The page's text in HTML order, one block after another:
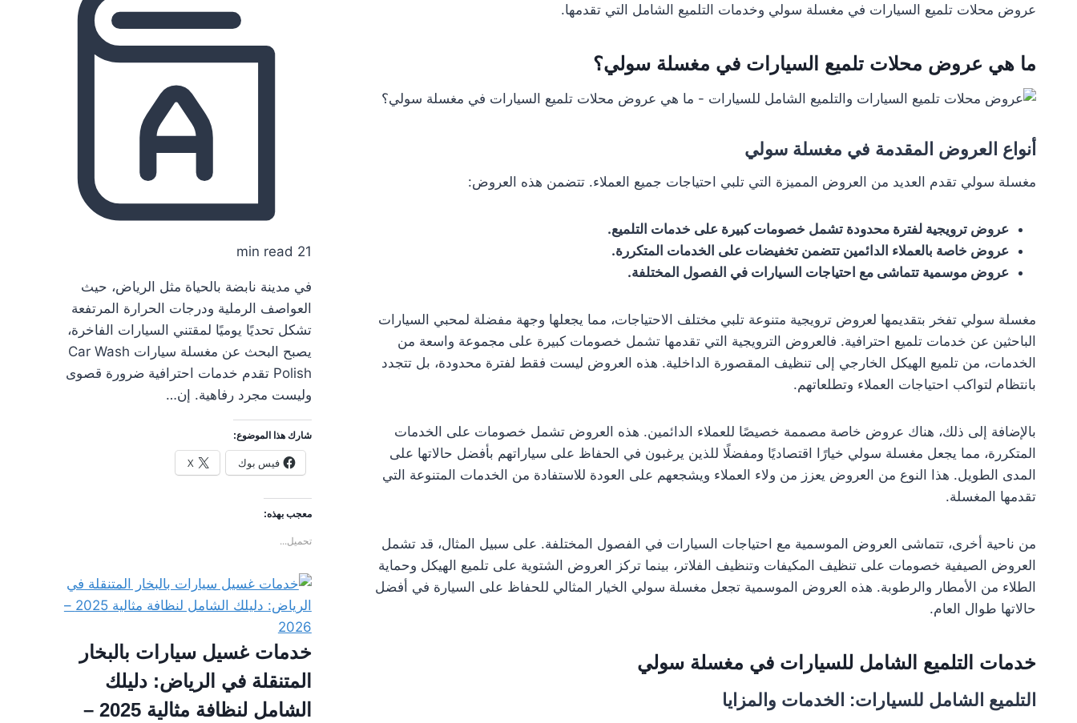
عروض محلات تلميع السيارات في مغسلة سولي وخدمات التلميع الشامل التي تقدمها.
ما هي عروض محلاتتلميع السيارات في مغسلة سولي؟
أنواع العروض المقدمة في مغسلة سولي
مغسلة سولي تقدم العديد من العروض المميزة التي تلبي احتياجات جميع العملاء. تتضمن هذه العروض:
عروض ترويجية لفترة محدودة تشمل خصومات كبيرة على خدمات التلميع.
عروض خاصة بالعملاء الدائمين تتضمن تخفيضات على الخدمات المتكررة.
عروض موسمية تتماشى مع احتياجات السيارات في الفصول المختلفة.
مغسلة سولي تفخر بتقديمها لعروض ترويجية متنوعة تلبي مختلف الاحتياجات، مما يجعلها وجهة مفضلة لمحبي السيارات
الباحثين عن خدمات تلميع احترافية. فالعروض الترويجية التي تقدمها تشمل خصومات كبيرة على مجموعة واسعة من
الخدمات، من تلميع الهيكل الخارجي إلى تنظيف المقصورة الداخلية. هذه العروض ليست فقط لفترة محدودة، بل تتجدد
بانتظام لتواكب احتياجات العملاء وتطلعاتهم.
بالإضافة إلى ذلك، هناك عروض خاصة مصممة خصيصًا للعملاء الدائمين. هذه العروض تشمل خصومات على الخدمات
المتكررة، مما يجعل مغسلة سولي خيارًا اقتصاديًا ومفضلًا للذين يرغبون في الحفاظ على سياراتهم بأفضل حالاتها على
المدى الطويل. هذا النوع من العروض يعزز من ولاء العملاء ويشجعهم على العودة للاستفادة من الخدمات المتنوعة التي
تقدمها المغسلة.
من ناحية أخرى، تتماشى العروض الموسمية مع احتياجات السيارات في الفصول المختلفة. على سبيل المثال، قد تشمل
العروض الصيفية خصومات على تنظيف المكيفات وتنظيف الفلاتر، بينما تركز العروض الشتوية على تلميع الهيكل وحماية
الطلاء من الأمطار والرطوبة. هذه العروض الموسمية تجعل مغسلة سولي الخيار المثالي للحفاظ على السيارة في أفضل
حالاتها طوال العام.
خدمات التلميع الشامل للسيارات في مغسلة سولي
التلميع الشامل للسيارات: الخدمات والمزايا
21 min read
في مدينة نابضة بالحياة مثل الرياض، حيث
العواصف الرملية ودرجات الحرارة المرتفعة
تشكل تحديًا يوميًا لمقتني السيارات الفاخرة،
يصبح البحث عن مغسلة سيارات Car Wash
Polish تقدم خدمات احترافية ضرورة قصوى
وليست مجرد رفاهية. إن…
شارك هذا الموضوع:
فيس بوك X
معجب بهذه:
تحميل...
خدمات غسيل سيارات بالبخار
المتنقلة في الرياض: دليلك
الشامل لنظافة مثالية 2025 –